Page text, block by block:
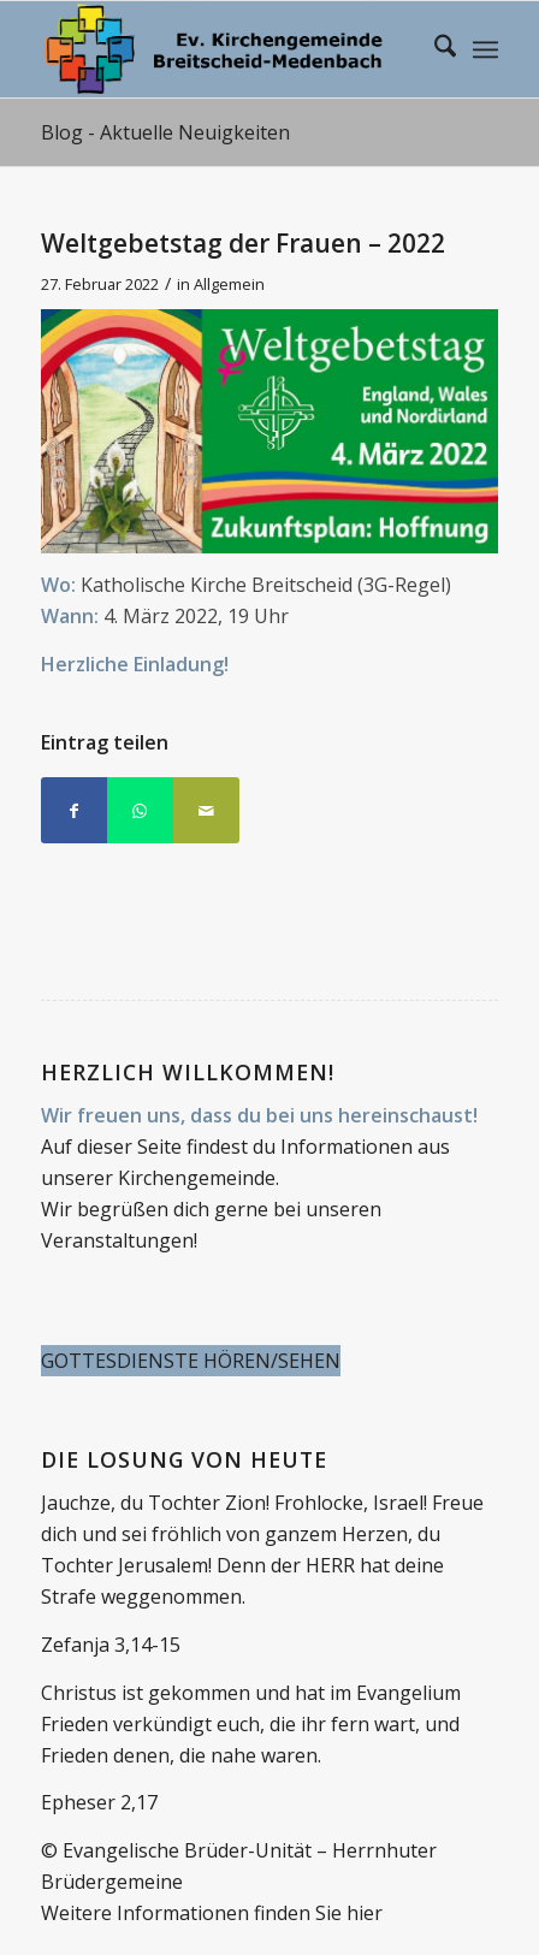
Blog - Aktuelle Neuigkeiten
Weltgebetstag der Frauen – 2022
27. Februar 2022 / in Allgemein
Wo: Katholische Kirche Breitscheid (3G-Regel)
Wann: 4. März 2022, 19 Uhr
Herzliche Einladung!
Eintrag teilen
HERZLICH WILLKOMMEN!
Wir freuen uns, dass du bei uns hereinschaust!
Auf dieser Seite findest du Informationen aus
unserer Kirchengemeinde.
Wir begrüßen dich gerne bei unseren
Veranstaltungen!
GOTTESDIENSTE HÖREN/SEHEN
DIE LOSUNG VON HEUTE
Jauchze, du Tochter Zion! Frohlocke, Israel! Freue
dich und sei fröhlich von ganzem Herzen, du
Tochter Jerusalem! Denn der HERR hat deine
Strafe weggenommen.
Zefanja 3,14-15
Christus ist gekommen und hat im Evangelium
Frieden verkündigt euch, die ihr fern wart, und
Frieden denen, die nahe waren.
Epheser 2,17
© Evangelische Brüder-Unität – Herrnhuter
Brüdergemeine
Weitere Informationen finden Sie hier